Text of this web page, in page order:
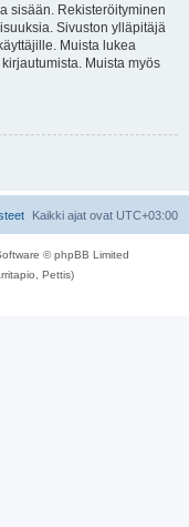
sisään. Rekisteröityminen
Sivuston ylläpitäjä
Muista lukea
Muista myös
Kaikki ajat ovat UTC+03:00
© phpBB Limited
Pettis)